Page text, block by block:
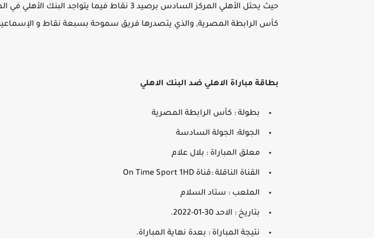
حيث يحتل الأهلي المركز السادس برصيد 3 نقاط فيما
كأس الرابطة المصرية, والذي يتصدرها فريق سموحة بسبعة نقاط و الإسماعيلي
بطاقة مباراة الاهلي ضد البنك الاهلي
بطولة : كأس الرابطة المصرية
الجولة: الجولة السادسة
معلق المباراة : بلال علام
القناة الناقلة :قناة On Time Sport 1HD
الملعب : ستاد السلام
بتاريخ : الاحد 30-01-2022.
نتيجة المباراة : بعدة نهاية المباراة.